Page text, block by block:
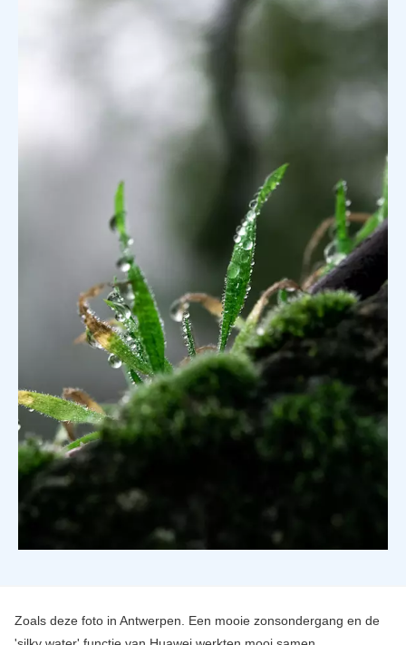
Zoals deze foto in Antwerpen. Een mooie zonsondergang en de